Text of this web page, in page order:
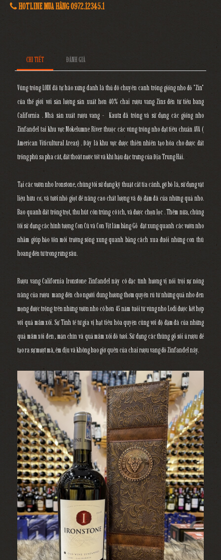
HOTLINE MUA HÀNG 0972.12345.1
CHI TIẾT ĐÁNH GIÁ
Vùng trồng LODI đã tự hào xứng danh là thủ đô chuyên canh trồng giống nho đỏ "Zin"
của thế giới với sản lượng sản xuất hơn 40% chai rượu vang Zins đến từ tiểu bang
California . Nhà sản xuất rượu vang - Kautz đã trồng và sử dụng các giống nho
Zinfandel tai khu vực Mokelumne River thuộc các vùng trồng nho đạt tiêu chuẩn AVA (
American Viticultural Areas) . Đây là khu vực được thiên nhiên tạo hóa cho được đất
trồng phù sa pha cát, đất thoát nước tốt và khí hậu đặc trưng của Địa Trung Hải.
Tại các vườn nho Ironstone, chúng tôi sử dụng kỹ thuật cắt tỉa cành, gỡ bỏ lá, sử dụng vật
liệu hữu cơ, và tưới nhỏ giọt để nâng cao chất lượng và độ đậm đà của những quả nho.
Bao quanh đất trồng trọt, thu hút côn trùng có ích, và được chọn lọc . Thêm nữa, chúng
tôi sử dụng các hình tượng Con Cú và Con Vịt làm bằng Gỗ đặt xung quanh các vườn nho
nhằm giúp bảo tồn môi trường sống xung quanh bằng cách xua đuổi những con thú
hoang đến từ trong rừng sâu.
Rượu vang California Ironstone Zinfandel này có đặc tính hương vị nổi trội sự nồng
nàng của rượu mang đến cho người dung hương thơm quyến rũ từ những quả nho đen
mọng được trồng trên những vườn nho có hơn 45 năm tuổi từ vùng nho Lodi được kết hợp
với quả mâm xôi. Sự Tinh tế từ gia vị hạt tiêu hòa quyện cùng với độ đậm đà của những
quả mâm xôi đen , mận chín và quả mâm xôi đỏ tươi. Sử dụng các thùng gỗ sồi ủ rượu để
tạo ra sự mượt mà, êm dịu và không bao giờ quên của chai rượu vang đỏ Zinfandel này.